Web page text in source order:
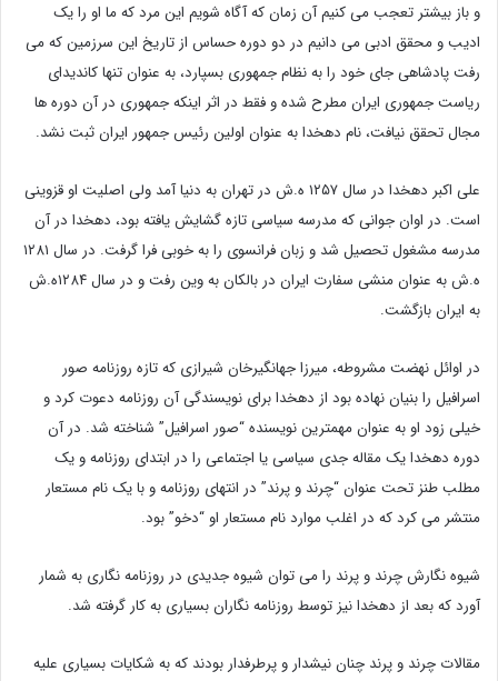
و باز بیشتر تعجب می کنیم آن زمان که آگاه شویم این مرد که ما او را یک
ادیب و محقق ادبی می دانیم در دو دوره حساس از تاریخ این سرزمین که می
رفت پادشاهی جای خود را به نظام جمهوری بسپارد، به عنوان تنها کاندیدای
ریاست جمهوری ایران مطرح شده و فقط در اثر اینکه جمهوری در آن دوره ها
مجال تحقق نیافت، نام دهخدا به عنوان اولین رئیس جمهور ایران ثبت نشد.
علی اکبر دهخدا در سال ۱۲۵۷ ه.ش در تهران به دنیا آمد ولی اصلیت او قزوینی
است. در اوان جوانی که مدرسه سیاسی تازه گشایش یافته بود، دهخدا در آن
مدرسه مشغول تحصیل شد و زبان فرانسوی را به خوبی فرا گرفت. در سال ۱۲۸۱
ه.ش به عنوان منشی سفارت ایران در بالکان به وین رفت و در سال ۱۲۸۴ه.ش
به ایران بازگشت.
در اوائل نهضت مشروطه، میرزا جهانگیرخان شیرازی که تازه روزنامه صور
اسرافیل را بنیان نهاده بود از دهخدا برای نویسندگی آن روزنامه دعوت کرد و
خیلی زود او به عنوان مهمترین نویسنده “صور اسرافیل” شناخته شد. در آن
دوره دهخدا یک مقاله جدی سیاسی یا اجتماعی را در ابتدای روزنامه و یک
مطلب طنز تحت عنوان “چرند و پرند” در انتهای روزنامه و با یک نام مستعار
منتشر می کرد که در اغلب موارد نام مستعار او “دخو” بود.
شیوه نگارش چرند و پرند را می توان شیوه جدیدی در روزنامه نگاری به شمار
آورد که بعد از دهخدا نیز توسط روزنامه نگاران بسیاری به کار گرفته شد.
مقالات چرند و پرند چنان نیشدار و پرطرفدار بودند که به شکایات بسیاری علیه